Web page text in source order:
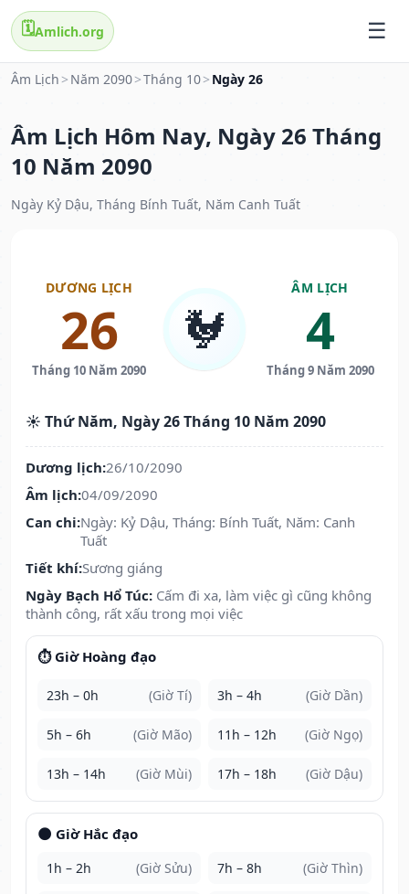
🗓️Amlich.org
Âm Lịch > Năm 2090>Tháng 10> Ngày 26
Âm Lịch Hôm Nay, Ngày 26 Tháng
10 Năm 2090
Ngày Kỷ Dậu, Tháng Bính Tuất, Năm Canh Tuất
DƯƠNG LỊCH
26
Tháng 10 Năm 2090
🐓
ÂM LỊCH
4
Tháng 9 Năm 2090
☀️ Thứ Năm, Ngày 26 Tháng 10 Năm 2090
Dương lịch:26/10/2090
Âm lịch:04/09/2090
Can chi:Ngày: Kỷ Dậu, Tháng: Bính Tuất, Năm: Canh
Tuất
Tiết khí:Sương giáng
Ngày Bạch Hổ Túc: Cấm đi xa, làm việc gì cũng không
thành công, rất xấu trong mọi việc
⏱️ Giờ Hoàng đạo
23h – 0h (Giờ Tí) 3h – 4h (Giờ Dần)
5h – 6h (Giờ Mão) 11h – 12h (Giờ Ngọ)
13h – 14h (Giờ Mùi) 17h – 18h (Giờ Dậu)
🌑 Giờ Hắc đạo
1h – 2h (Giờ Sửu) 7h – 8h (Giờ Thìn)